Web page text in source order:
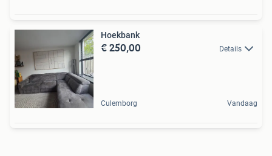
Hoekbank
€ 250,00 Details
Culemborg Vandaag